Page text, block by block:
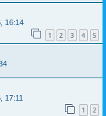
16:14
1 2 3 4 5
17:11
1 2